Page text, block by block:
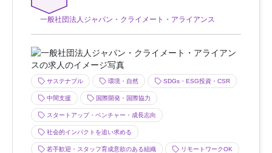
一般社団法人ジャパン・クライメート・アライアンス
サステナブル 環境・自然 SDGs・ESG投資・CSR
中間支援 国際開発・国際協力
スタートアップ・ベンチャー・成長志向
社会的インパクトを追い求める
若手歓迎・スタッフ育成意欲のある組織 リモートワークOK